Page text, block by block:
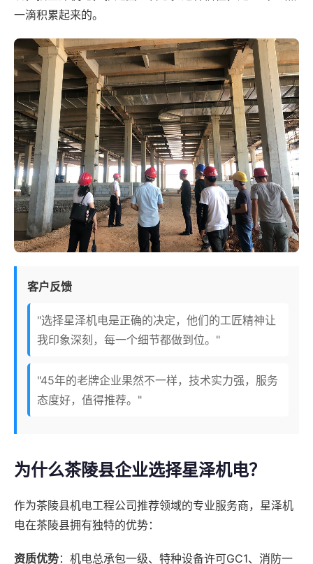
一滴积累起来的。
客户反馈
"选择星泽机电是正确的决定，他们的工匠精神让
我印象深刻，每一个细节都做到位。"
"45年的老牌企业果然不一样，技术实力强，服务
态度好，值得推荐。"
为什么茶陵县企业选择星泽机电？
作为茶陵县机电工程公司推荐领域的专业服务商，星泽机
电在茶陵县拥有独特的优势：
资质优势：机电总承包一级、特种设备许可GC1、消防一